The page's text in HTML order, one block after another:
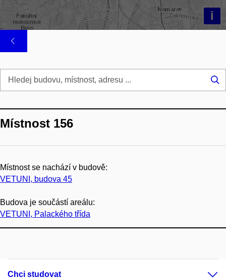
i
Místnost 156
Místnost se nachází v budově:
VETUNI, budova 45
Budova je součástí areálu:
VETUNI, Palackého třída
Chci studovat